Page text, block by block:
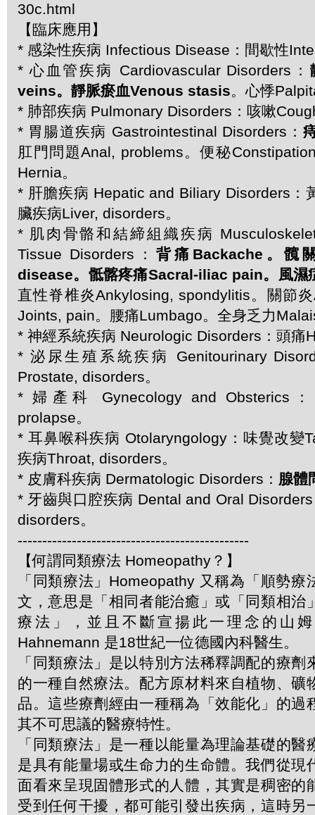
30c.html
【臨床應用】
* 感染性疾病 Infectious Disease：間歇性
* 心血管疾病 Cardiovascular Disorders：
veins。靜脈瘀血Venous stasis。心悸
* 肺部疾病 Pulmonary Disorders：咳嗽
* 胃腸道疾病 Gastrointestinal Disorders：
肛門問題Anal, problems。便秘
Hernia。
* 肝膽疾病 Hepatic and Biliary Disorders：
臟疾病Liver, disorders。
* 肌肉骨骼和結締組織疾病
Tissue Disorders： 背痛Backache。髖
disease。骶髂疼痛Sacral-iliac pain。風濕
直性脊椎炎Ankylosing, spondylitis。關節
Joints, pain。腰痛Lumbago。全身乏力
* 神經系統疾病 Neurologic Disorders：頭痛
* 泌尿生殖系統疾病 Genitourinary
Prostate, disorders。
* 婦產科 Gynecology and Obsterics
prolapse。
* 耳鼻喉科疾病 Otolaryngology：味覺改變
疾病Throat, disorders。
* 皮膚科疾病 Dermatologic Disorders： 腺體
* 牙齒與口腔疾病 Dental and Oral
disorders。
-----------------------------------------------
【何謂同類療法 Homeopathy？】
「同類療法」Homeopathy 又稱為「順勢療
文，意思是「相同者能治癒」或「同類相治
療法」，並且不斷宣揚此一理念的山
Hahnemann 是18世紀一位德國內科醫生。
「同類療法」是以特別方法稀釋調配的療劑
的一種自然療法。配方原材料來自植物、礦
品。這些療劑經由一種稱為「效能化」的過
其不可思議的醫療特性。
「同類療法」是一種以能量為理論基礎的醫
是具有能量場或生命力的生命體。我們從現
面看來呈現固體形式的人體，其實是稠密的
受到任何干擾，都可能引發出疾病，這時另